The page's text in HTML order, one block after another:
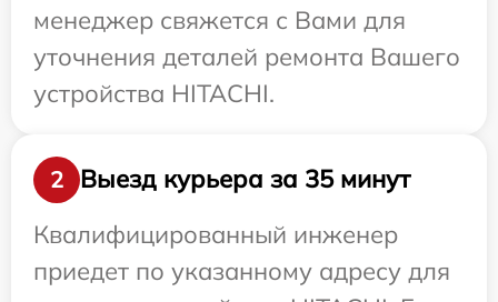
менеджер свяжется с Вами для
уточнения деталей ремонта Вашего
устройства HITACHI.
2
Выезд курьера за 35 минут
Квалифицированный инженер
приедет по указанному адресу для